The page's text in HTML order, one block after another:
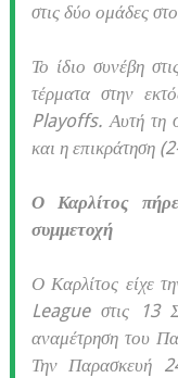
στις δύο ομάδες
Το ίδιο συνέβη
τέρματα στην
Playoffs. Αυτή τη
και η επικράτηση
Ο Καρλίτος
συμμετοχή
Ο Καρλίτος είχε
League στις 13
αναμέτρηση του
Την Παρασκευή